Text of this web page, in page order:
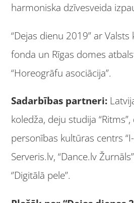
harmoniska dzīvesveida
“Dejas dienu 2019” ar
fonda un Rīgas domes
“Horeogrāfu asociācija”.
Sadarbības partneri:
koledža, deju studija
personības kultūras centrs “I-
Serveris.lv, “Dance.lv
‘’Digitālā pele’’.